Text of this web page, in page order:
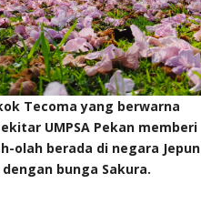
Tecoma yang berwarna
UMPSA Pekan memberi
olah berada di negara Jepun
bunga Sakura.